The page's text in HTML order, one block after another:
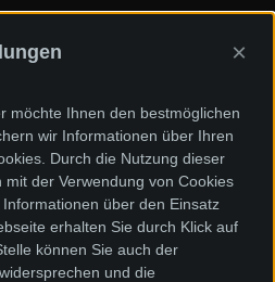
×
möchte Ihnen den bestmöglichen
wir Informationen über Ihren
Durch die Nutzung dieser
der Verwendung von Cookies
über den Einsatz
erhalten Sie durch Klick auf
können Sie auch der
und die